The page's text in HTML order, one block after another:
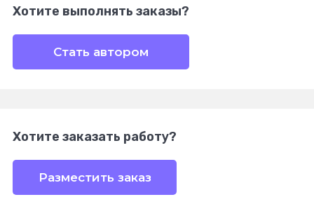
Хотите выполнять заказы?
Стать автором
Хотите заказать работу?
Разместить заказ